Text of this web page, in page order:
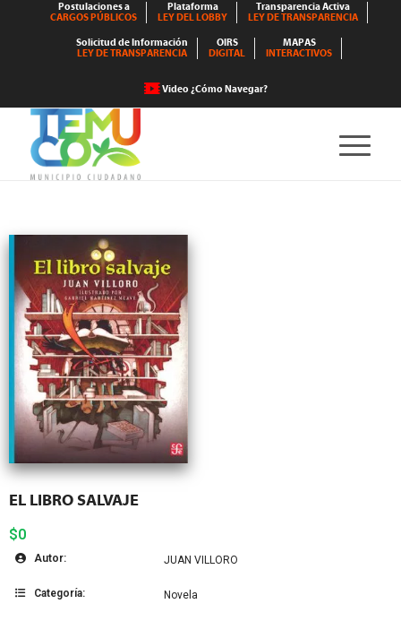
Postulaciones a
CARGOS PÚBLICOS
Plataforma
LEY DEL LOBBY
Transparencia Activa
LEY DE TRANSPARENCIA
Solicitud de Información
LEY DE TRANSPARENCIA
OIRS
DIGITAL
MAPAS
INTERACTIVOS
Video ¿Cómo Navegar?
EL LIBRO SALVAJE
$0
Autor: JUAN VILLORO
Categoría: Novela